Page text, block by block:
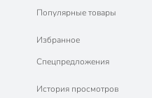
Популярные товары
Избранное
Спецпредложения
История просмотров